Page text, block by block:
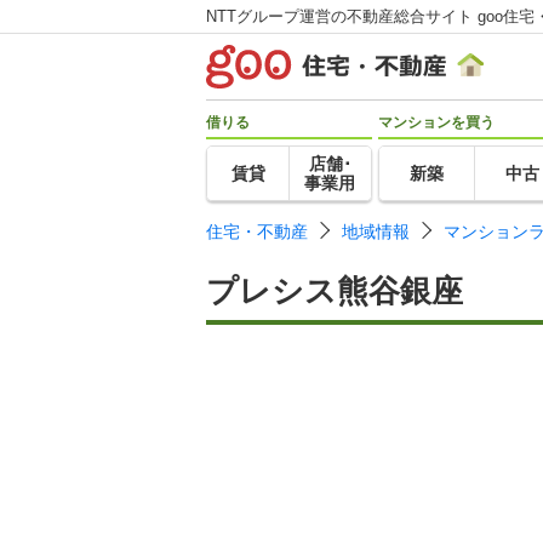
NTTグループ運営の不動産総合サイト goo住宅
借りる
賃貸
店舗･
事業用
マンションを買う
新築 中古
住宅・不動産 地域情報 マンション
プレシス熊谷銀座